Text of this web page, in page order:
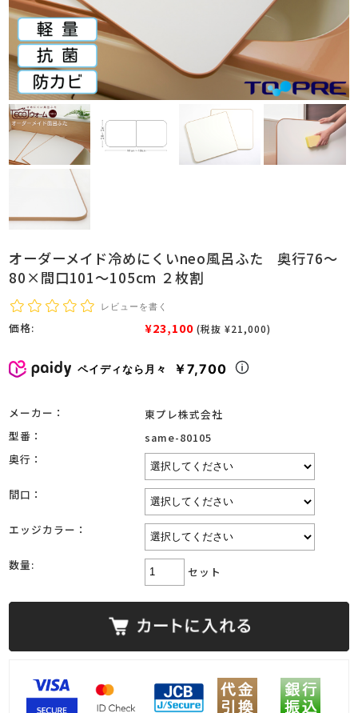
オーダーメイド冷めにくいneo風呂ふた 奥行76～
80×間口101～105cm ２枚割
レビューを書く
価格: ¥23,100 (税抜 ¥21,000)
ペイディなら月々 ￥7,700
メーカー：
東プレ株式会社
型番：
same-80105
奥行：
間口：
エッジカラー：
数量: セット